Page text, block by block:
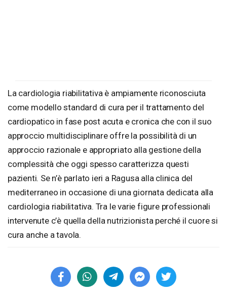
La cardiologia riabilitativa è ampiamente riconosciuta
come modello standard di cura per il trattamento del
cardiopatico in fase post acuta e cronica che con il suo
approccio multidisciplinare offre la possibilità di un
approccio razionale e appropriato alla gestione della
complessità che oggi spesso caratterizza questi
pazienti. Se n’è parlato ieri a Ragusa alla clinica del
mediterraneo in occasione di una giornata dedicata alla
cardiologia riabilitativa. Tra le varie figure professionali
intervenute c’è quella della nutrizionista perché il cuore si
cura anche a tavola.